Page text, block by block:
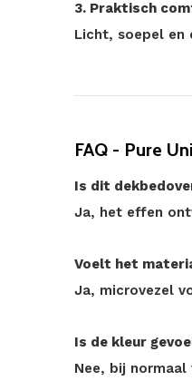
3. Praktisch
Licht, soepel en
FAQ - Pure
Is dit
Ja, het effen
Voelt het
Ja, microvezel
Is de kleur
Nee, bij